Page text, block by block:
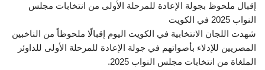
إقبال ملحوظ بجولة الإعادة للمرحلة الأولى من انتخابات مجلس
النواب 2025 في الكويت
شهدت اللجان الانتخابية في الكويت اليوم إقبالًا ملحوظاً من الناخبين
المصريين للإدلاء بأصواتهم في جولة الإعادة للمرحلة الأولى للداوئر
الملغاة من انتخابات مجلس النواب 2025.